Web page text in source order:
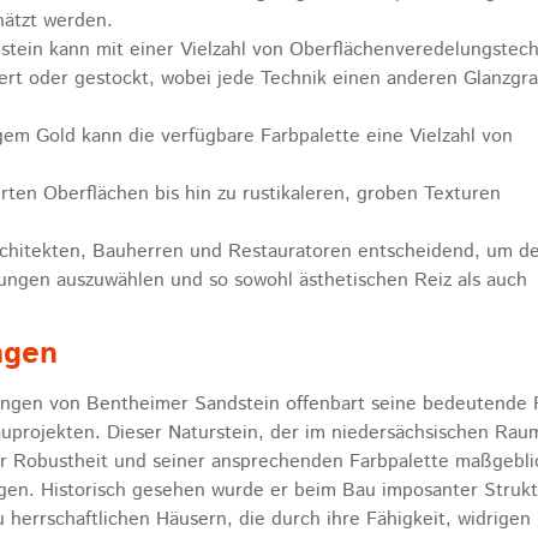
werden.
kann mit einer Vielzahl von
oder gestockt, wobei jede Technik einen anderen
Gold kann die verfügbare Farbpalette eine Vielzahl von
Oberflächen bis hin zu rustikaleren, groben Texturen
Bauherren und Restauratoren entscheidend, um
auszuwählen und so sowohl ästhetischen Reiz als auch
von Bentheimer Sandstein offenbart seine bedeutende
Dieser Naturstein, der im niedersächsischen
und seiner ansprechenden Farbpalette
Historisch gesehen wurde er beim Bau imposanter
Häusern, die durch ihre Fähigkeit, widrigen